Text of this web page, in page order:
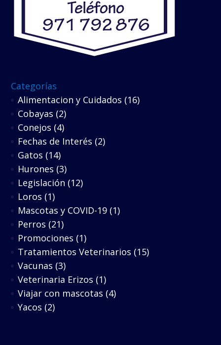
Categorías
Alimentacion y Cuidados (16)
Cobayas (2)
Conejos (4)
Fechas de Interés (2)
Gatos (14)
Hurones (3)
Legislación (12)
Loros (1)
Mascotas y COVID-19 (1)
Perros (21)
Promociones (1)
Tratamientos Veterinarios (15)
Vacunas (3)
Veterinaria Erizos (1)
Viajar con mascotas (4)
Yacos (2)